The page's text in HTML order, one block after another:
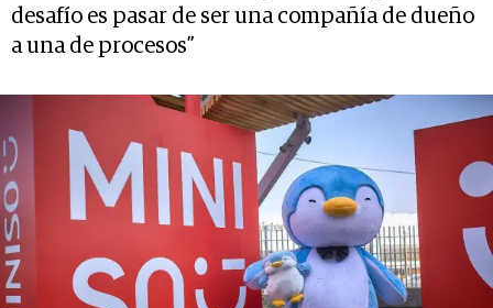
desafío es pasar de ser una compañía de dueño
a una de procesos”